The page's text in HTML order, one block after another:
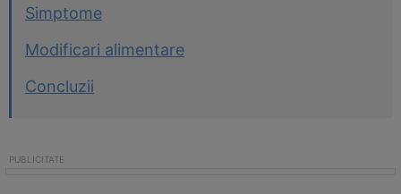
Simptome
Modificari alimentare
Concluzii